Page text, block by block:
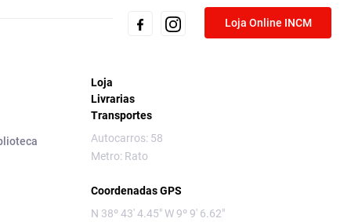
Loja Online INCM
Loja
Livrarias
Transportes
Autocarros: 58
Metro: Rato
Coordenadas GPS
N 38º 43' 4.45" W 9º 9' 6.62"